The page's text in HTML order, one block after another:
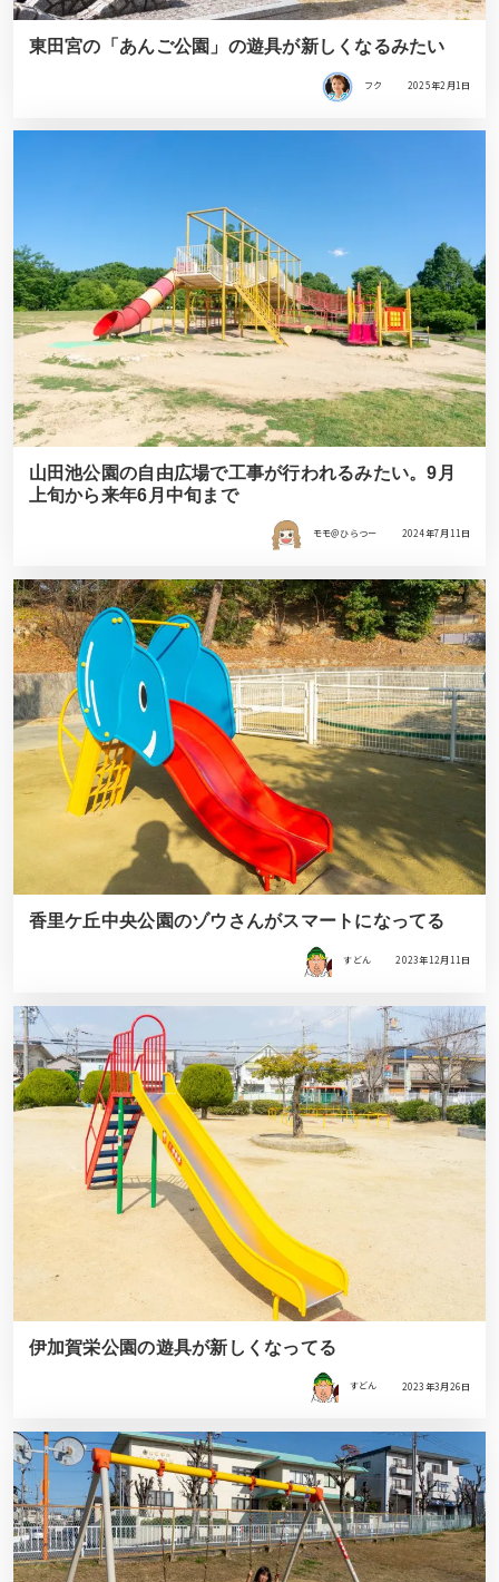
東田宮の「あんご公園」の遊具が新しくなるみたい
フク 2025年2月1日
山田池公園の自由広場で工事が行われるみたい。9月
上旬から来年6月中旬まで
モモ＠ひらつー 2024年7月11日
香里ケ丘中央公園のゾウさんがスマートになってる
すどん 2023年12月11日
伊加賀栄公園の遊具が新しくなってる
すどん 2023年3月26日